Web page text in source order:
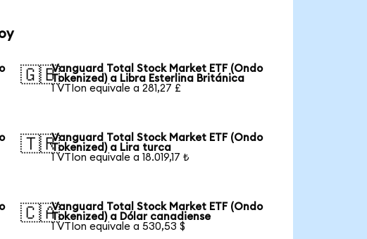
🇬🇧Vanguard Total Stock Market ETF (Ondo
Tokenized) a Libra Esterlina Británica
1 VTIon equivale a 281,27 £
🇹🇷Vanguard Total Stock Market ETF (Ondo
Tokenized) a Lira turca
1 VTIon equivale a 18.019,17 ₺
🇨🇦Vanguard Total Stock Market ETF (Ondo
Tokenized) a Dólar canadiense
1 VTIon equivale a 530,53 $